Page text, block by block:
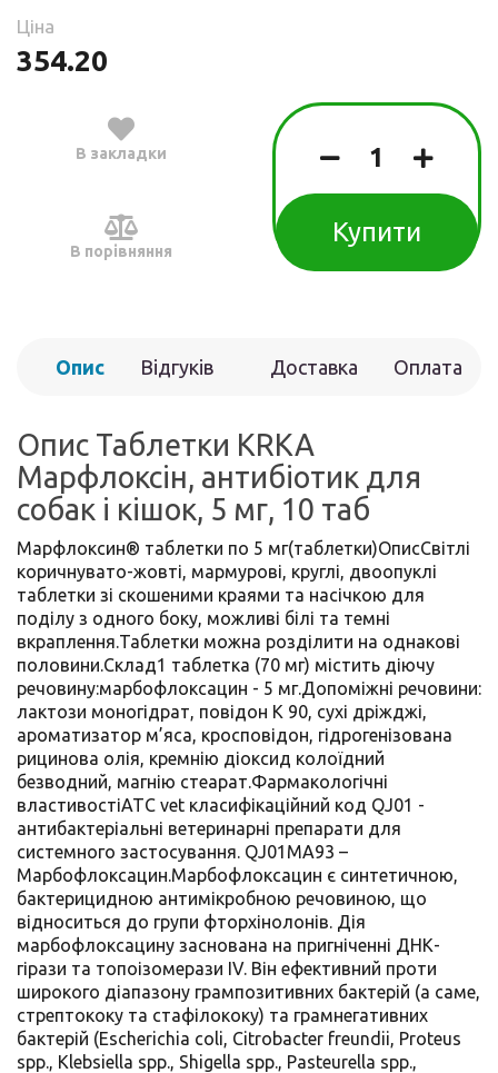
Ціна
354.20
В закладки
В порівняння
Купити
Опис Відгуків Доставка Оплата
Опис Таблетки KRKA
Марфлоксін, антибіотик для
собак і кішок, 5 мг, 10 таб
Марфлоксин® таблетки по 5 мг(таблетки)ОписСвітлі
коричнувато-жовті, мармурові, круглі, двоопуклі
таблетки зі скошеними краями та насічкою для
поділу з одного боку, можливі білі та темні
вкраплення.Таблетки можна розділити на однакові
половини.Склад1 таблетка (70 мг) містить діючу
речовину:марбофлоксацин - 5 мг.Допоміжні речовини:
лактози моногідрат, повідон К 90, сухі дріжджі,
ароматизатор м’яса, кросповідон, гідрогенізована
рицинова олія, кремнію діоксид колоїдний
безводний, магнію стеарат.Фармакологічні
властивостіATC vet класифікаційний код QJ01 -
антибактеріальні ветеринарні препарати для
системного застосування. QJ01МА93 –
Марбофлоксацин.Марбофлоксацин є синтетичною,
бактерицидною антимікробною речовиною, що
відноситься до групи фторхінолонів. Дія
марбофлоксацину заснована на пригніченні ДНК-
гірази та топоізомерази IV. Він ефективний проти
широкого діапазону грампозитивних бактерій (а саме,
стрептококу та стафілококу) та грамнегативних
бактерій (Escherichia coli, Citrobacter freundii, Proteus
spp., Klebsiella spp., Shigella spp., Pasteurella spp.,